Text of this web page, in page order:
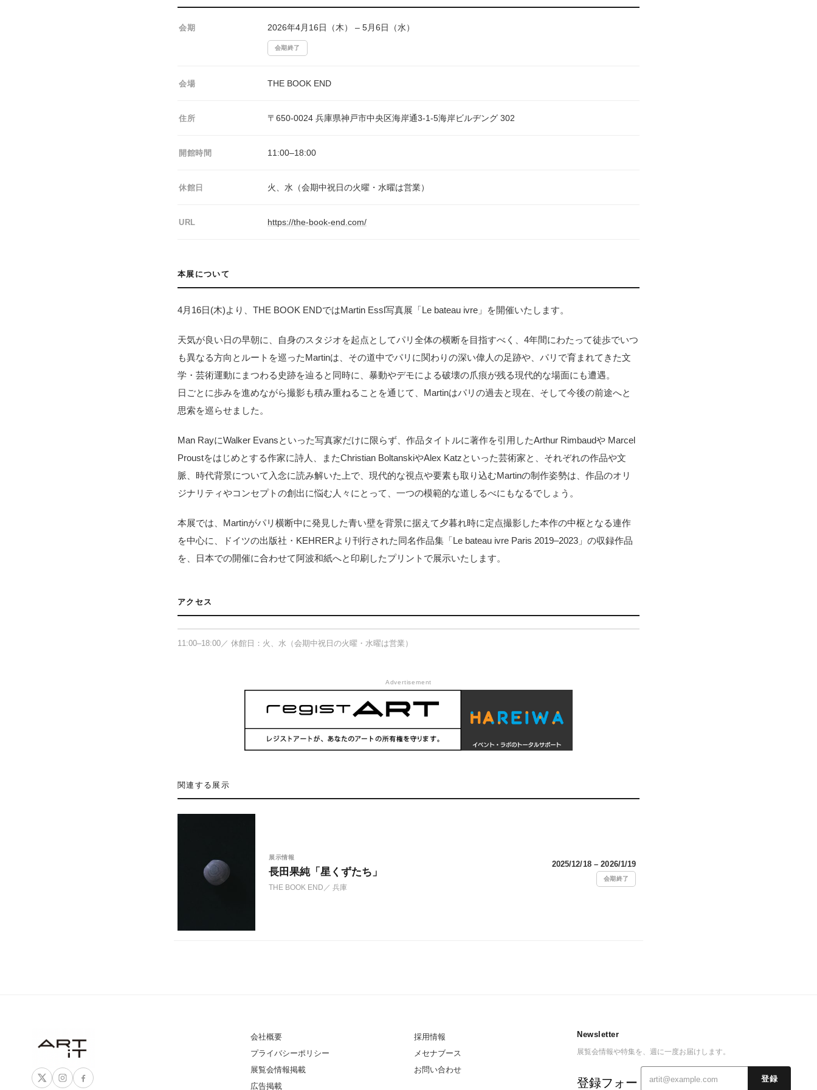
会期 2026年4月16日（木） – 5月6日（水）
会期終了
会場 THE BOOK END
住所 〒650-0024 兵庫県神戸市中央区海岸通3-1-5海岸ビルヂング 302
開館時間 11:00–18:00
休館日 火、水（会期中祝日の火曜・水曜は営業）
URL https://the-book-end.com/
本展について
4月16日(木)より、THE BOOK ENDではMartin Essl写真展「Le bateau ivre」を開催いたします。
天気が良い日の早朝に、自身のスタジオを起点としてパリ全体の横断を目指すべく、4年間にわたって徒歩でいつ
も異なる方向とルートを巡ったMartinは、その道中でパリに関わりの深い偉人の足跡や、パリで育まれてきた文
学・芸術運動にまつわる史跡を辿ると同時に、暴動やデモによる破壊の爪痕が残る現代的な場面にも遭遇。
日ごとに歩みを進めながら撮影も積み重ねることを通じて、Martinはパリの過去と現在、そして今後の前途へと
思索を巡らせました。
Man RayにWalker Evansといった写真家だけに限らず、作品タイトルに著作を引用したArthur Rimbaudや Marcel
Proustをはじめとする作家に詩人、またChristian BoltanskiやAlex Katzといった芸術家と、それぞれの作品や文
脈、時代背景について入念に読み解いた上で、現代的な視点や要素も取り込むMartinの制作姿勢は、作品のオリ
ジナリティやコンセプトの創出に悩む人々にとって、一つの模範的な道しるべにもなるでしょう。
本展では、Martinがパリ横断中に発見した青い壁を背景に据えて夕暮れ時に定点撮影した本作の中枢となる連作
を中心に、ドイツの出版社・KEHRERより刊行された同名作品集「Le bateau ivre Paris 2019–2023」の収録作品
を、日本での開催に合わせて阿波和紙へと印刷したプリントで展示いたします。
アクセス
〒650-0024 兵庫県神戸市中央区海岸通3-1-5海岸ビルヂング 302
11:00–18:00／ 休館日：火、水（会期中祝日の火曜・水曜は営業）
Advertisement
関連する展示
展示情報
長田果純「星くずたち」
THE BOOK END ／ 兵庫
2025/12/18 – 2026/1/19
会期終了
会社概要
プライバシーポリシー
展覧会情報掲載
広告掲載
採用情報
メセナブース
お問い合わせ
Newsletter
展覧会情報や特集を、週に一度お届けします。
登録フォー 登録